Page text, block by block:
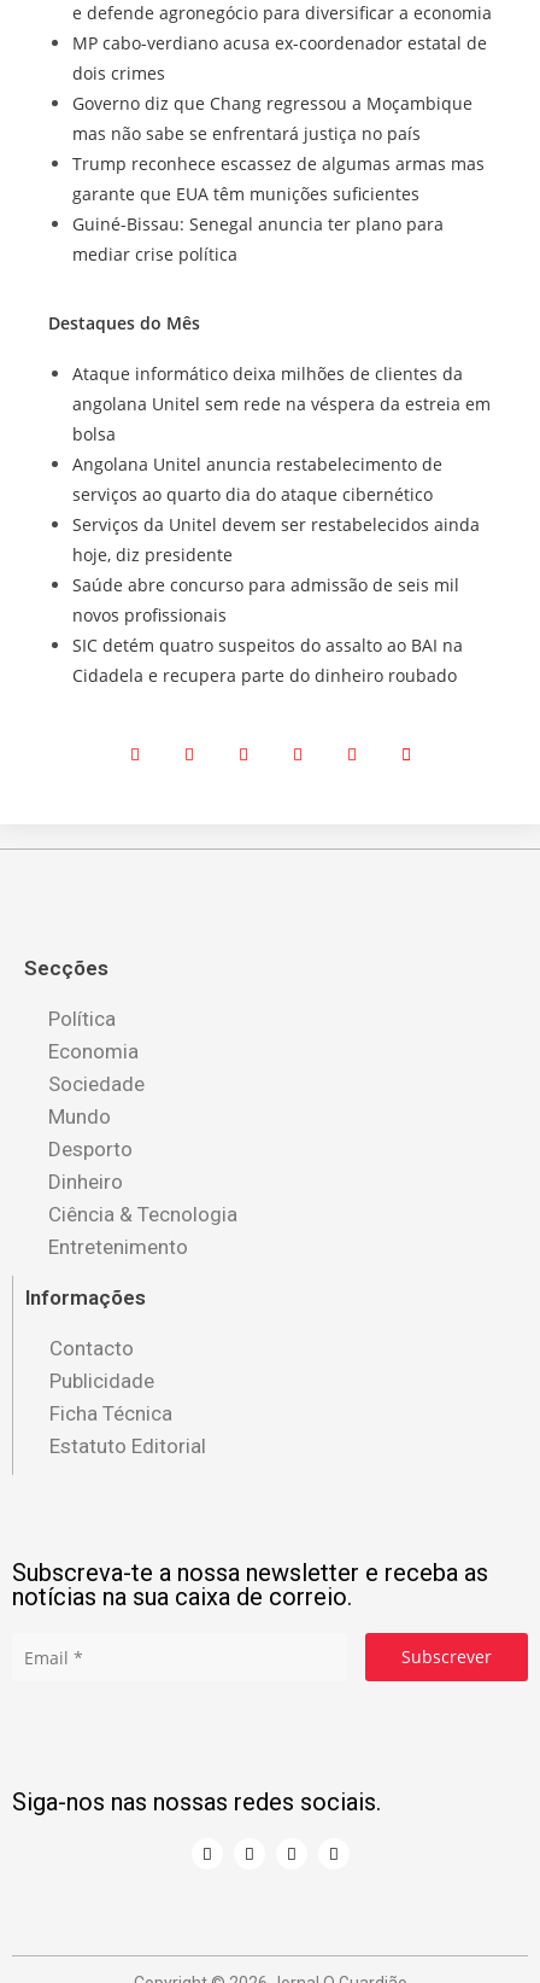
e defende agronegócio para diversificar a economia
MP cabo-verdiano acusa ex-coordenador estatal de
dois crimes
Governo diz que Chang regressou a Moçambique
mas não sabe se enfrentará justiça no país
Trump reconhece escassez de algumas armas mas
garante que EUA têm munições suficientes
Guiné-Bissau: Senegal anuncia ter plano para
mediar crise política
Destaques do Mês
Ataque informático deixa milhões de clientes da
angolana Unitel sem rede na véspera da estreia em
bolsa
Angolana Unitel anuncia restabelecimento de
serviços ao quarto dia do ataque cibernético
Serviços da Unitel devem ser restabelecidos ainda
hoje, diz presidente
Saúde abre concurso para admissão de seis mil
novos profissionais
SIC detém quatro suspeitos do assalto ao BAI na
Cidadela e recupera parte do dinheiro roubado
Secções
Política
Economia
Sociedade
Mundo
Desporto
Dinheiro
Ciência & Tecnologia
Entretenimento
Informações
Contacto
Publicidade
Ficha Técnica
Estatuto Editorial
Subscreva-te a nossa newsletter e receba as
notícias na sua caixa de correio.
Subscrever
Siga-nos nas nossas redes sociais.